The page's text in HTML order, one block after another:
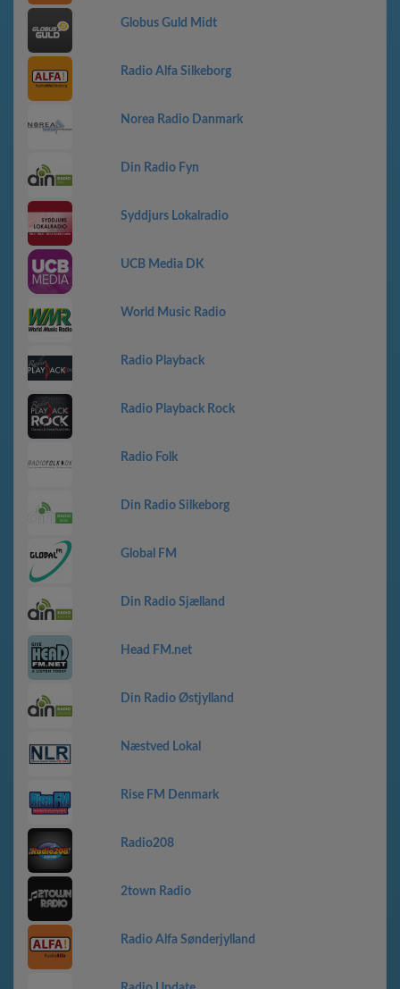
Globus Guld Midt
Radio Alfa Silkeborg
Norea Radio Danmark
Din Radio Fyn
Syddjurs Lokalradio
UCB Media DK
World Music Radio
Radio Playback
Radio Playback Rock
Radio Folk
Din Radio Silkeborg
Global FM
Din Radio Sjælland
Head FM.net
Din Radio Østjylland
Næstved Lokal
Rise FM Denmark
Radio208
2town Radio
Radio Alfa Sønderjylland